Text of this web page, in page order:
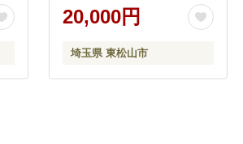
20,000円
埼玉県 東松山市